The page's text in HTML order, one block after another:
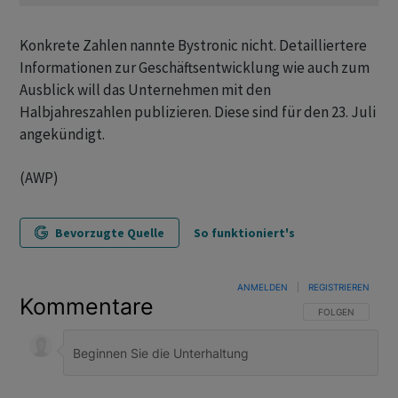
Konkrete Zahlen nannte Bystronic nicht. Detailliertere
Informationen zur Geschäftsentwicklung wie auch zum
Ausblick will das Unternehmen mit den
Halbjahreszahlen publizieren. Diese sind für den 23. Juli
angekündigt.
(AWP)
Bevorzugte Quelle So funktioniert's
Kommentare FOLGE DIESER
FOLGEN
ANMELDEN REGISTRIEREN